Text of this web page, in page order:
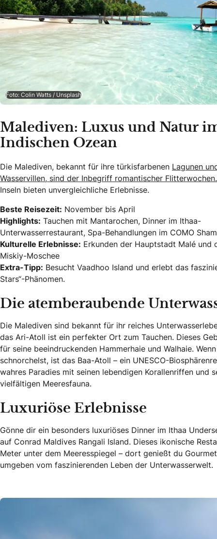
Foto: Colin Watts / Unsplash
Malediven: Luxus und Natur
Indischen Ozean
Die Malediven, bekannt für ihre türkisfarbenen Lagunen
Wasservillen, sind der Inbegriff romantischer Flitterwochen.
Inseln bieten unvergleichliche Erlebnisse.
Beste Reisezeit: November bis April
Highlights: Tauchen mit Mantarochen, Dinner im Ithaa-
Unterwasserrestaurant, Spa-Behandlungen im COMO
Kulturelle Erlebnisse: Erkunden der Hauptstadt Malé und
Miskiy-Moschee
Extra-Tipp: Besucht Vaadhoo Island und erlebt das
Stars“-Phänomen.
Die atemberaubende
Die Malediven sind bekannt für ihr reiches
das Ari-Atoll ist ein perfekter Ort zum Tauchen. Dieses
für seine beeindruckenden Hammerhaie und Walhaie.
schnorchelst, ist das Baa-Atoll – ein UNESCO-
wahres Paradies mit seinen lebendigen Korallenriffen und
vielfältigen Meeresfauna.
Luxuriöse Erlebnisse
Gönne dir ein besonders luxuriöses Dinner im Ithaa
auf Conrad Maldives Rangali Island. Dieses ikonische
Meter unter dem Meeresspiegel – dort genießt du
umgeben vom faszinierenden Leben der Unterwasserwelt.